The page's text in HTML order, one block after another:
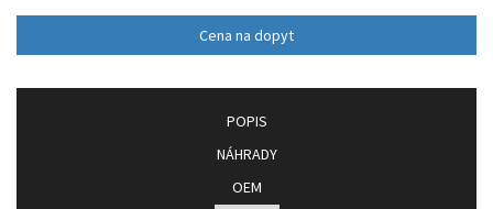
Cena na dopyt
POPIS
NÁHRADY
OEM